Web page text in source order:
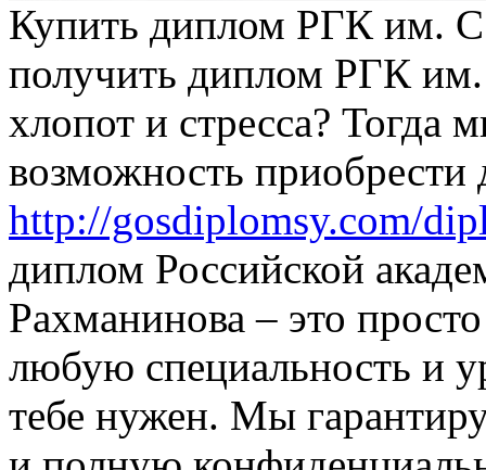
Купить диплом РГК им.
получить диплом РГК
хлопот и стресса? Тогда
возможность приобрести
http://gosdiplomsy.com/
диплом Российской
Рахманинова – это
любую специальность и
тебе нужен. Мы